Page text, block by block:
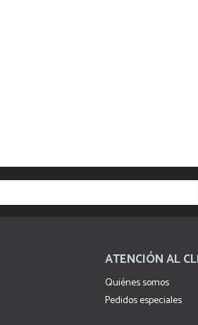
ATENCIÓN AL
Quiénes somos
Pedidos especiales